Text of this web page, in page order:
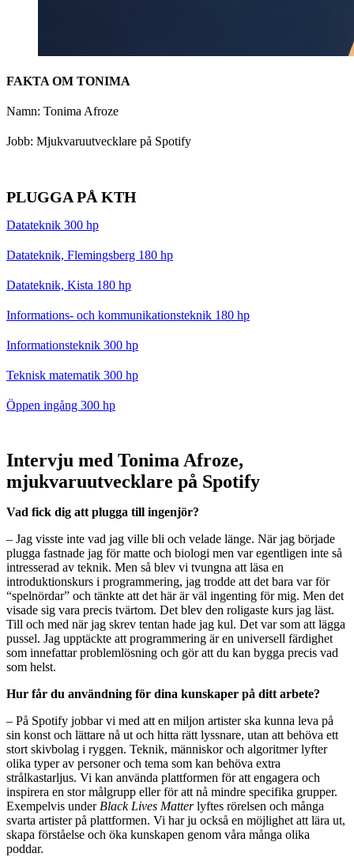
FAKTA OM TONIMA
Namn: Tonima Afroze
Jobb: Mjukvaruutvecklare på Spotify
PLUGGA PÅ KTH
Datateknik 300 hp
Datateknik, Flemingsberg 180 hp
Datateknik, Kista 180 hp
Informations- och kommunikationsteknik 180 hp
Informationsteknik 300 hp
Teknisk matematik 300 hp
Öppen ingång 300 hp
Intervju med Tonima Afroze,
mjukvaruutvecklare på Spotify
Vad fick dig att plugga till ingenjör?
– Jag visste inte vad jag ville bli och velade länge. När jag började
plugga fastnade jag för matte och biologi men var egentligen inte så
intresserad av teknik. Men så blev vi tvungna att läsa en
introduktionskurs i programmering, jag trodde att det bara var för
“spelnördar” och tänkte att det här är väl ingenting för mig. Men det
visade sig vara precis tvärtom. Det blev den roligaste kurs jag läst.
Till och med när jag skrev tentan hade jag kul. Det var som att lägga
pussel. Jag upptäckte att programmering är en universell färdighet
som innefattar problemlösning och gör att du kan bygga precis vad
som helst.
Hur får du användning för dina kunskaper på ditt arbete?
– På Spotify jobbar vi med att en miljon artister ska kunna leva på
sin konst och lättare nå ut och hitta rätt lyssnare, utan att behöva ett
stort skivbolag i ryggen. Teknik, människor och algoritmer lyfter
olika typer av personer och tema som kan behöva extra
strålkastarljus. Vi kan använda plattformen för att engagera och
inspirera en stor målgrupp eller för att nå mindre specifika grupper.
Exempelvis under Black Lives Matterlyftes rörelsen och många
svarta artister på plattformen. Vi har ju också en möjlighet att lära ut,
skapa förståelse och öka kunskapen genom våra många olika
poddar.